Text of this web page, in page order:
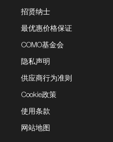
招贤纳士
最优惠价格保证
COMO基金会
隐私声明
供应商行为准则
Cookie政策
使用条款
网站地图